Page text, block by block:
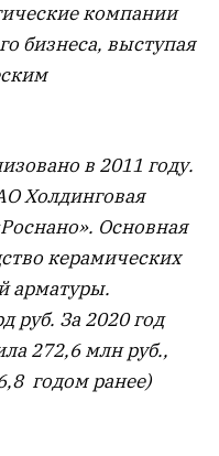
компании
бизнеса, выступая
в 2011 году.
Холдинговая
Основная
керамических
арматуры.
руб. За 2020 год
272,6 млн руб.,
годом ранее)